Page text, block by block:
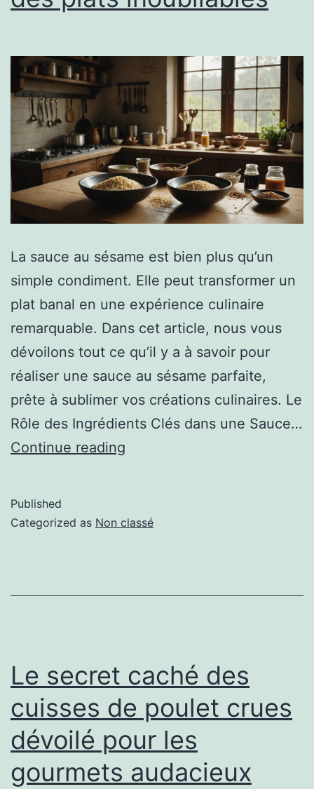
La sauce au sésame est bien plus qu’un
simple condiment. Elle peut transformer un
plat banal en une expérience culinaire
remarquable. Dans cet article, nous vous
dévoilons tout ce qu’il y a à savoir pour
réaliser une sauce au sésame parfaite,
prête à sublimer vos créations culinaires. Le
Rôle des Ingrédients Clés dans une Sauce…
Continue reading
Published
Categorized as Non classé
Le secret caché des
cuisses de poulet crues
dévoilé pour les
gourmets audacieux